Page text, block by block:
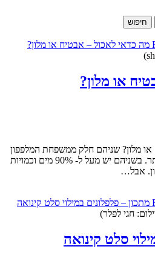
חיפוש
או מלון?
או מלון? שניהם חלק ממשפחת המלפפון
אבל טעימים ומתוקים הרבה יותר. בשניהם יש מעל ל- 90% מים וכמויות
אבל…
חגי לפלר)
סלט קינואה